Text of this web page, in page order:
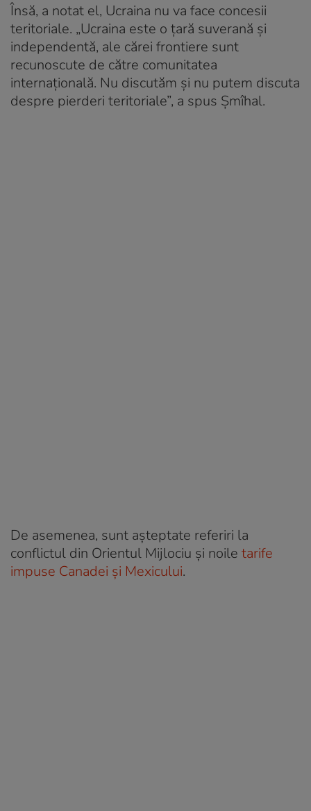
Însă, a notat el, Ucraina nu va face concesii
teritoriale. „Ucraina este o ţară suverană şi
independentă, ale cărei frontiere sunt
recunoscute de către comunitatea
internaţională. Nu discutăm şi nu putem discuta
despre pierderi teritoriale”, a spus Şmîhal.
De asemenea, sunt așteptate referiri la
conflictul din Orientul Mijlociu și noile tarife
impuse Canadei și Mexicului.